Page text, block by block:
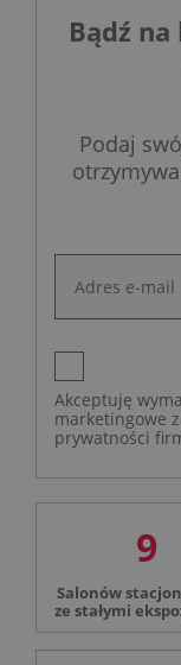
Bądź
Podaj
Akceptuję
marketingowe
prywatności
9
Salonów
ze stałymi